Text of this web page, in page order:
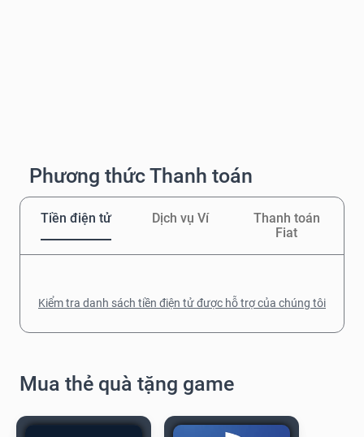
Phương thức Thanh toán
Tiền điện tử Dịch vụ Ví
Thanh toán
Fiat
Kiểm tra danh sách tiền điện tử được hỗ trợ của chúng tôi
Mua thẻ quà tặng game